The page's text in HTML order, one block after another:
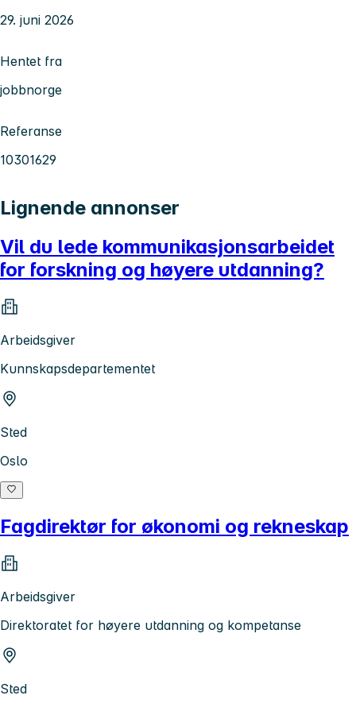
29. juni 2026
Hentet fra
jobbnorge
Referanse
10301629
Lignende annonser
Vil du lede kommunikasjonsarbeidet
for forskning og høyere utdanning?
Arbeidsgiver
Kunnskapsdepartementet
Sted
Oslo
Fagdirektør for økonomi og rekneskap
Arbeidsgiver
Direktoratet for høyere utdanning og kompetanse
Sted